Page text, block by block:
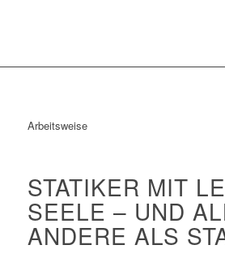
Arbeitsweise
STATIKER MIT
SEELE – UND
ANDERE ALS